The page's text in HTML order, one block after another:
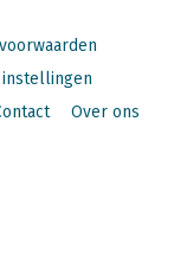
instellingen
Over ons